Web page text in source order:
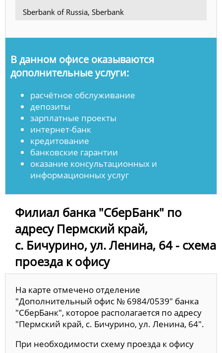
Sberbank of Russia, Sberbank
В данном офисе оказываются
дополнительные услуги:
расчётное обслуживание
депозиты
зарплатные проекты
интернет-банк
кредитование
банковские гарантии
оказание консультационных и
информационных услуг
Филиал банка "СберБанк" по
адресу Пермский край,
с. Бичурино, ул. Ленина, 64 - схема
проезда к офису
На карте отмечено отделение
"Дополнительный офис № 6984/0539" банка
"СберБанк", которое располагается по адресу
"Пермский край, с. Бичурино, ул. Ленина, 64".
При необходимости схему проезда к офису